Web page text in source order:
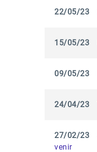
22/05/23
15/05/23
09/05/23
24/04/23
27/02/23
venir